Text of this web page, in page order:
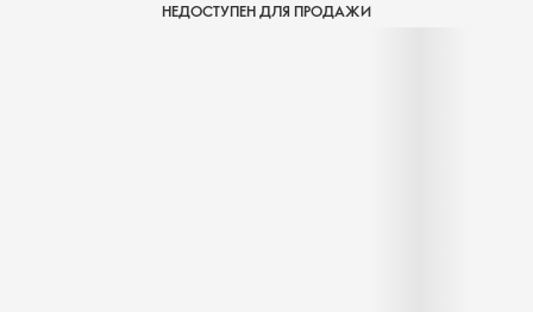
НЕДОСТУПЕН ДЛЯ ПРОДАЖИ